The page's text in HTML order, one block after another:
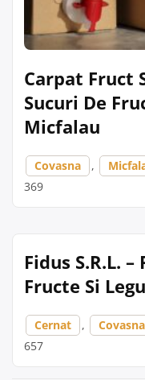
Carpat Fruct
Sucuri De
Micfalau
Covasna ,
369
Fidus S.R.L.
Fructe Si
Cernat , Covasna
657